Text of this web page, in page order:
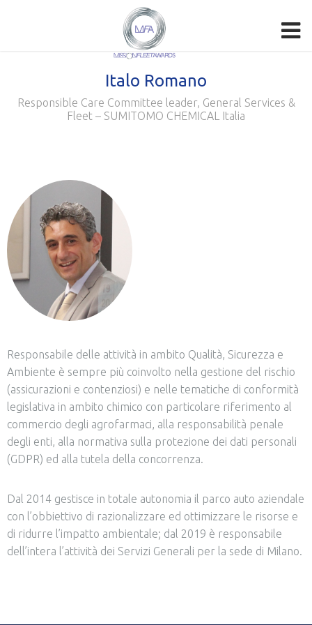
Italo Romano
Responsible Care Committee leader, General Services &
Fleet – SUMITOMO CHEMICAL Italia
Responsabile delle attività in ambito Qualità, Sicurezza e
Ambiente è sempre più coinvolto nella gestione del rischio
(assicurazioni e contenziosi) e nelle tematiche di conformità
legislativa in ambito chimico con particolare riferimento al
commercio degli agrofarmaci, alla responsabilità penale
degli enti, alla normativa sulla protezione dei dati personali
(GDPR) ed alla tutela della concorrenza.
Dal 2014 gestisce in totale autonomia il parco auto aziendale
con l’obbiettivo di razionalizzare ed ottimizzare le risorse e
di ridurre l’impatto ambientale; dal 2019 è responsabile
dell’intera l’attività dei Servizi Generali per la sede di Milano.